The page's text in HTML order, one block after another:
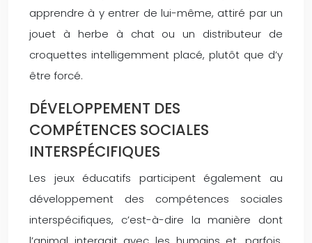
apprendre à y entrer de lui-même, attiré par un
jouet à herbe à chat ou un distributeur de
croquettes intelligemment placé, plutôt que d’y
être forcé.
DÉVELOPPEMENT DES
COMPÉTENCES SOCIALES
INTERSPÉCIFIQUES
Les jeux éducatifs participent également au
développement des compétences sociales
interspécifiques, c’est-à-dire la manière dont